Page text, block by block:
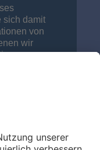
sich damit
von
wir
von
unsere
wie